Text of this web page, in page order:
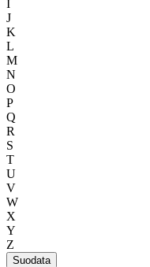
I
J
K
L
M
N
O
P
Q
R
S
T
U
V
W
X
Y
Z
Suodata